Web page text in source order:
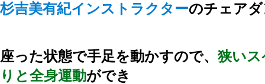
杉吉美有紀インストラクターのチェア
座った状態で手足を動かすので、 狭い
りと全身運動ができ